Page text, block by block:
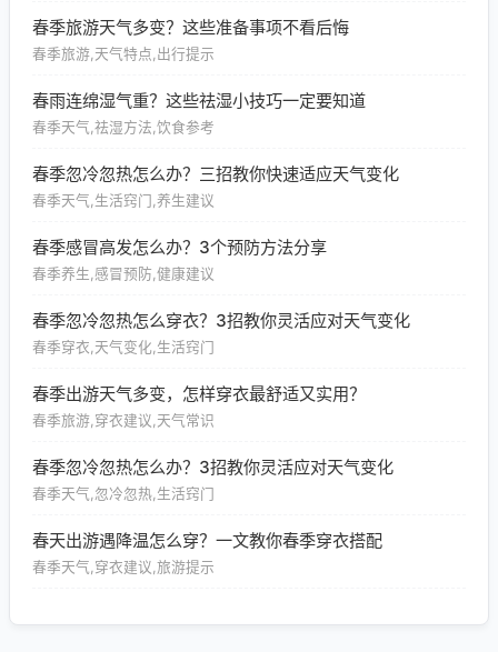
春季旅游天气多变？这些准备事项不看后悔
春季旅游,天气特点,出行提示
春雨连绵湿气重？这些祛湿小技巧一定要知道
春季天气,祛湿方法,饮食参考
春季忽冷忽热怎么办？三招教你快速适应天气变化
春季天气,生活窍门,养生建议
春季感冒高发怎么办？3个预防方法分享
春季养生,感冒预防,健康建议
春季忽冷忽热怎么穿衣？3招教你灵活应对天气变化
春季穿衣,天气变化,生活窍门
春季出游天气多变，怎样穿衣最舒适又实用？
春季旅游,穿衣建议,天气常识
春季忽冷忽热怎么办？3招教你灵活应对天气变化
春季天气,忽冷忽热,生活窍门
春天出游遇降温怎么穿？一文教你春季穿衣搭配
春季天气,穿衣建议,旅游提示